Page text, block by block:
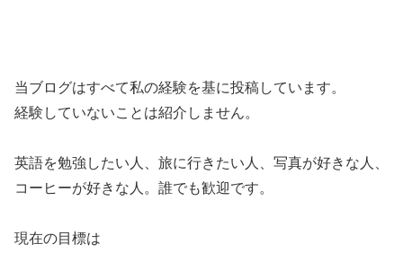
当ブログはすべて私の経験を基に投稿しています。
経験していないことは紹介しません。
英語を勉強したい人、旅に行きたい人、写真が好きな人、
コーヒーが好きな人。誰でも歓迎です。
現在の目標は